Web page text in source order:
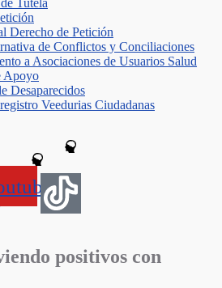
Tutela
Derecho de Petición
de Conflictos y Conciliaciones
a Asociaciones de Usuarios Salud
Apoyo
Desaparecidos
Veedurias Ciudadanas
positivos con